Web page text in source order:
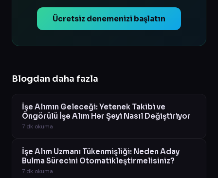
Ücretsiz denemenizi başlatın
Blogdan daha fazla
İşe Alımın Geleceği: Yetenek Takibi ve
Öngörülü İşe Alım Her Şeyi Nasıl Değiştiriyor
7 dk okuma
İşe Alım Uzmanı Tükenmişliği: Neden Aday
Bulma Sürecini Otomatikleştirmelisiniz?
7 dk okuma